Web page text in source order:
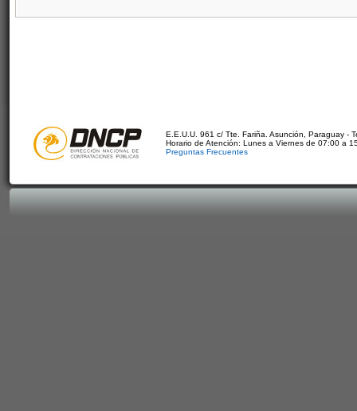
E.E.U.U. 961 c/ Tte. Fariña. Asunción, Paraguay -
Horario de Atención: Lunes a Viernes de 07:00 a
Preguntas Frecuentes